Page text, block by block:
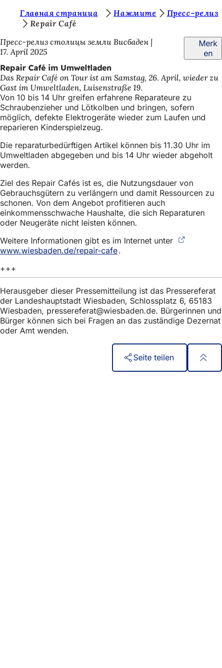
Inhalt anspringen
e
b
e
f
i
n
d
e
n
s
i
c
h
h
e
r
:
Главная страница Нажмите
Пресс-релиз
Repair Café
Пресс-релиз столицы земли Висбаден
17. April 2025
Merk
en
Repair Café im Umweltladen
Das Repair Café on Tour ist am Samstag, 26. April, wieder zu
Gast im Umweltladen, Luisenstraße 19.
Von 10 bis 14 Uhr greifen erfahrene Reparateure zu
Schraubenzieher und Lötkolben und bringen, sofern
möglich, defekte Elektrogeräte wieder zum Laufen und
reparieren Kinderspielzeug.
Die reparaturbedürftigen Artikel können bis 11.30 Uhr im
Umweltladen abgegeben und bis 14 Uhr wieder abgeholt
werden.
Ziel des Repair Cafés ist es, die Nutzungsdauer von
Gebrauchsgütern zu verlängern und damit Ressourcen zu
schonen. Von dem Angebot profitieren auch
einkommensschwache Haushalte, die sich Reparaturen
oder Neugeräte nicht leisten können.
Weitere Informationen gibt es im Internet unter
www.wiesbaden.de/repair-cafe(Öffnet
neuen
Tab)
.
+++
Herausgeber dieser Pressemitteilung ist das Pressereferat
der Landeshauptstadt Wiesbaden, Schlossplatz 6, 65183
Wiesbaden, pressereferat wiesbaden de. Bürgerinnen und
Bürger können sich bei Fragen an das zuständige Dezernat
oder Amt wenden.
Seite teilen